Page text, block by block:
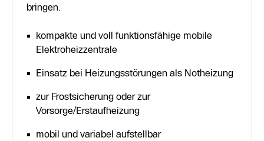
bringen.
kompakte und voll funktionsfähige mobile
Elektroheizzentrale
Einsatz bei Heizungsstörungen als Notheizung
zur Frostsicherung oder zur
Vorsorge/Erstaufheizung
mobil und variabel aufstellbar